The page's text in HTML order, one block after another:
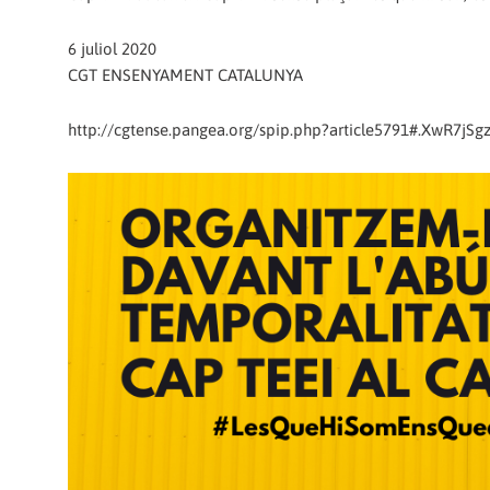
6 juliol 2020
CGT ENSENYAMENT CATALUNYA
http://cgtense.pangea.org/